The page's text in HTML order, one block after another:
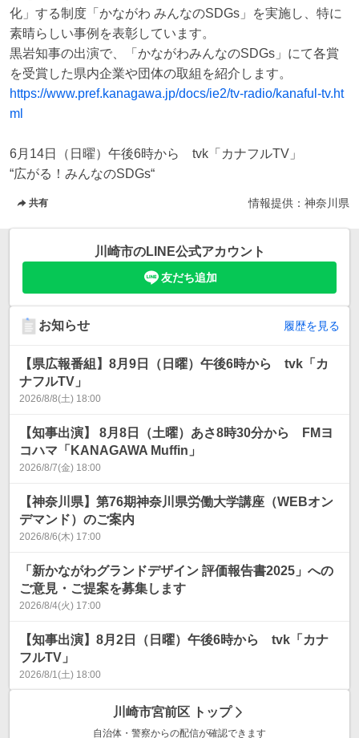
化」する制度「かながわ みんなのSDGs」を実施し、特に
素晴らしい事例を表彰しています。
黒岩知事の出演で、「かながわみんなのSDGs」にて各賞
https://www.pref.kanagawa.jp/docs/ie2/tv-radio/kanaful-tv.ht
ml
6月14日（日曜）午後6時から　tvk「カナフルTV」
共有 情報提供： 神奈川県
川崎市のLINE公式アカウント
友だち追加
お知らせ 履歴を見る
【県広報番組】8月9日（日曜）午後6時から tvk「カ
ナフルTV」
2026/8/8(土) 18:00
【知事出演】 8月8日（土曜）あさ8時30分から FMヨ
コハマ「KANAGAWA Muffin」
2026/8/7(金) 18:00
【神奈川県】第76期神奈川県労働大学講座（WEBオン
デマンド）のご案内
2026/8/6(木) 17:00
「新かながわグランドデザイン 評価報告書2025」への
ご意見・ご提案を募集します
2026/8/4(火) 17:00
【知事出演】8月2日（日曜）午後6時から tvk「カナ
フルTV」
2026/8/1(土) 18:00
川崎市宮前区 トップ
自治体・警察からの配信が確認できます